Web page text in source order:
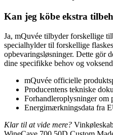
Kan jeg köbe ekstra
Ja, mQuvée tilbyder forskellige
specialhylder til forskellige
opbevaringsløsninger. Dette gör
dine specifikke behov og
mQuvée officielle
Producentens tekniske
Forhandleroplysninger om
Energimærkningsdata fra
Klar til at vide mere?